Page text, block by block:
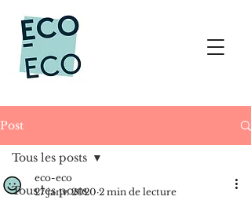
Post
Tous les posts
Tous les posts
eco-eco
27 janv. 2020 2 min de lecture